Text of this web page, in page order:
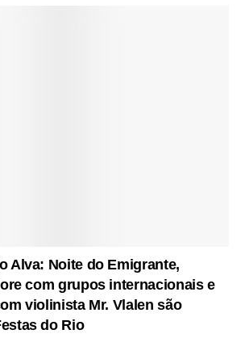
Alva: Noite do Emigrante,
com grupos internacionais e
violinista Mr. Vlalen são
do Rio